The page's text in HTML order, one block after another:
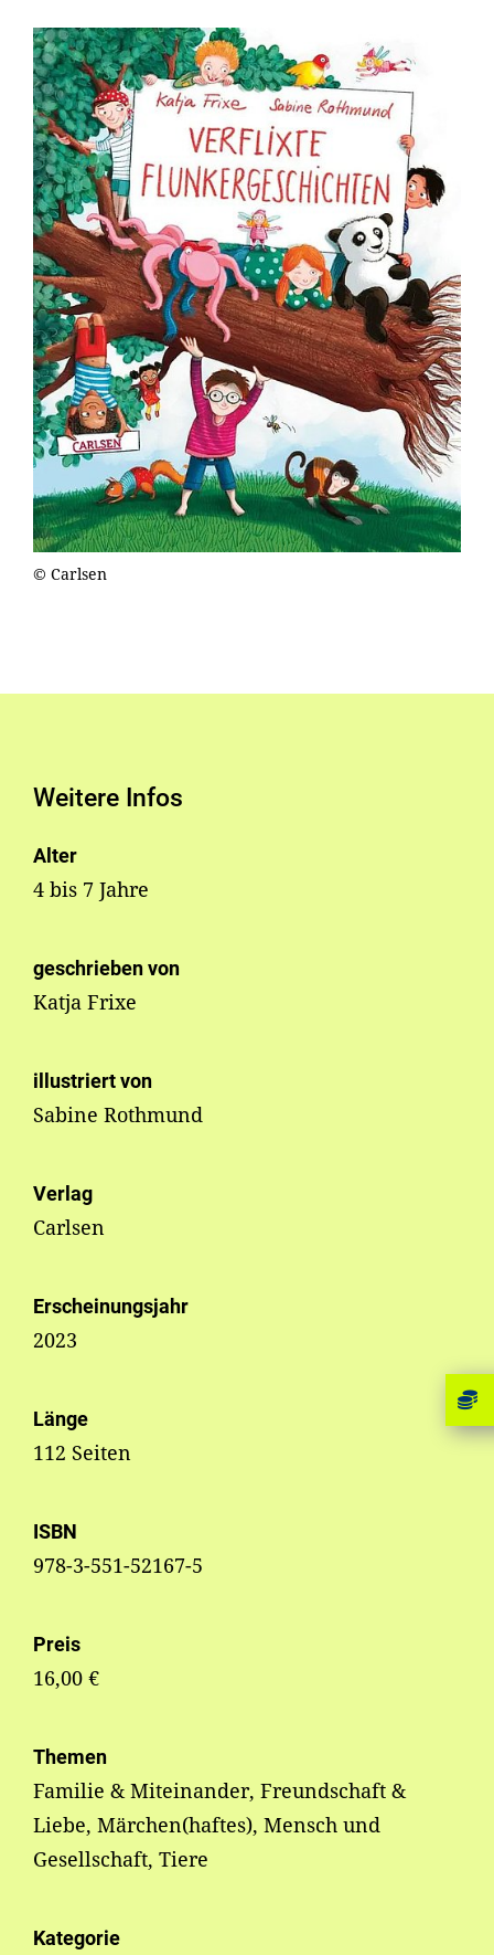
© Carlsen
Weitere Infos
Alter
4 bis 7 Jahre
geschrieben von
Katja Frixe
illustriert von
Sabine Rothmund
Verlag
Carlsen
Erscheinungsjahr
2023
Länge
112 Seiten
ISBN
978-3-551-52167-5
Preis
16,00 €
Themen
Familie & Miteinander, Freundschaft &
Liebe, Märchen(haftes), Mensch und
Gesellschaft, Tiere
Kategorie